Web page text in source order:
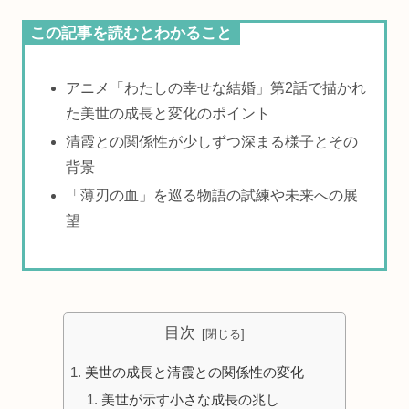
この記事を読むとわかること
アニメ「わたしの幸せな結婚」第2話で描かれ
た美世の成長と変化のポイント
清霞との関係性が少しずつ深まる様子とその
背景
「薄刃の血」を巡る物語の試練や未来への展
望
目次
美世の成長と清霞との関係性の変化
美世が示す小さな成長の兆し